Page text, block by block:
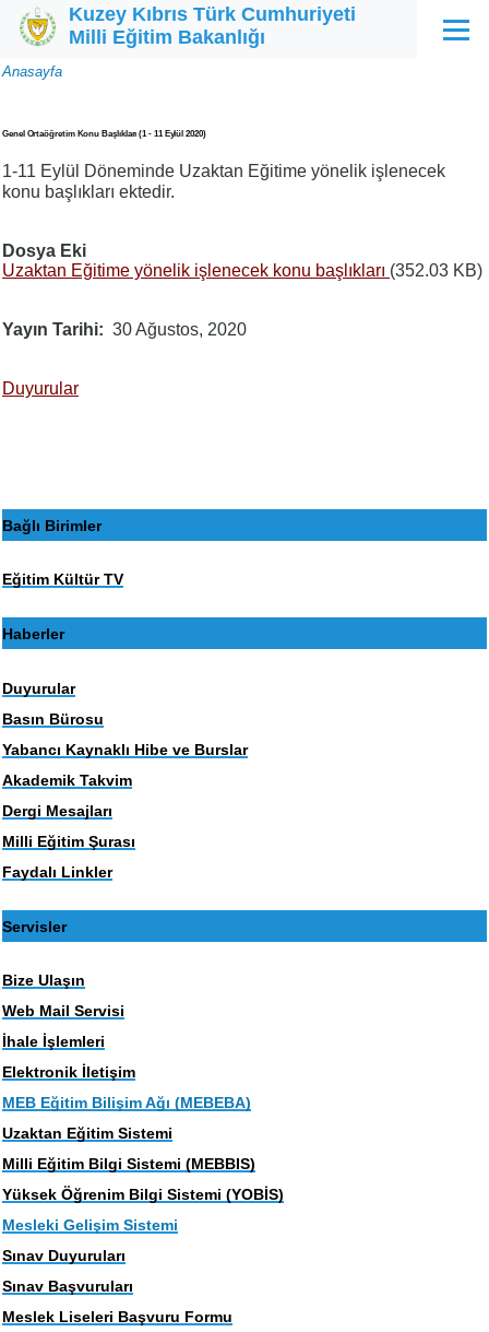
Ana içeriğe atla
Kuzey Kıbrıs Türk Cumhuriyeti
Milli Eğitim Bakanlığı
Menü
Sayfa
Anasayfa
Genel Ortaöğretim Konu Başlıkları (1 - 11 Eylül 2020)
1-11 Eylül Döneminde Uzaktan Eğitime yönelik işlenecek
konu başlıkları ektedir.
Dosya Eki
Uzaktan Eğitime yönelik işlenecek konu başlıkları (352.03 KB)
Yayın Tarihi 30 Ağustos, 2020
Duyurular
Bağlı Birimler
Eğitim Kültür TV
Haberler
Duyurular
Basın Bürosu
Yabancı Kaynaklı Hibe ve Burslar
Akademik Takvim
Dergi Mesajları
Milli Eğitim Şurası
Faydalı Linkler
Servisler
Bize Ulaşın
Web Mail Servisi
İhale İşlemleri
Elektronik İletişim
MEB Eğitim Bilişim Ağı (MEBEBA)
Uzaktan Eğitim Sistemi
Milli Eğitim Bilgi Sistemi (MEBBIS)
Yüksek Öğrenim Bilgi Sistemi (YOBİS)
Mesleki Gelişim Sistemi
Sınav Duyuruları
Sınav Başvuruları
Meslek Liseleri Başvuru Formu